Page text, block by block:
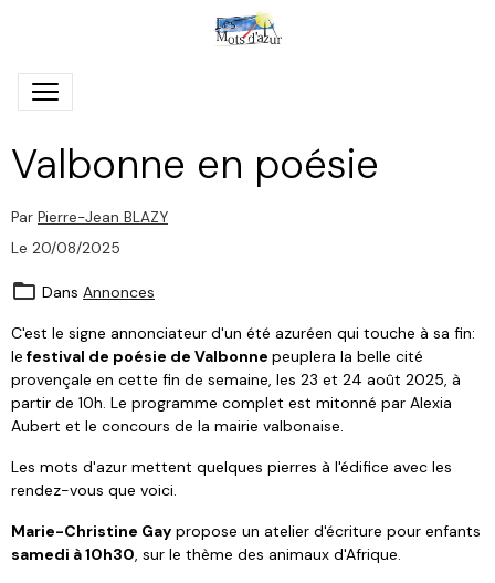
Valbonne en poésie
Par Pierre-Jean BLAZY
Le 20/08/2025
Dans Annonces
C'est le signe annonciateur d'un été azuréen qui touche à sa fin:
le festival de poésie de Valbonne peuplera la belle cité
provençale en cette fin de semaine, les 23 et 24 août 2025, à
partir de 10h. Le programme complet est mitonné par Alexia
Aubert et le concours de la mairie valbonaise.
Les mots d'azur mettent quelques pierres à l'édifice avec les
rendez-vous que voici.
Marie-Christine Gay propose un atelier d'écriture pour enfants
samedi à 10h30 , sur le thème des animaux d'Afrique.